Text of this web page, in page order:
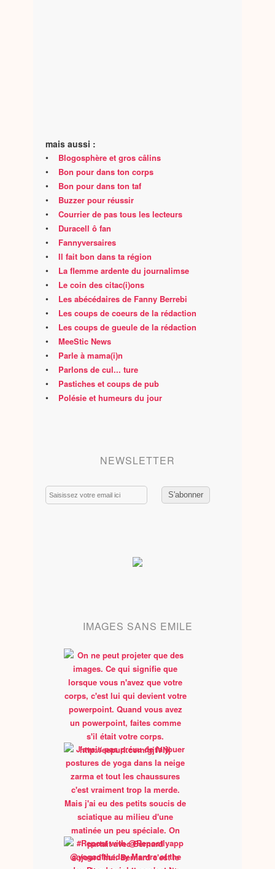
mais aussi :
• Blogosphère et gros câlins
• Bon pour dans ton corps
• Bon pour dans ton taf
• Buzzer pour réussir
• Courrier de pas tous les lecteurs
• Duracell ô fan
• Fannyversaires
• Il fait bon dans ta région
• La flemme ardente du journalimse
• Le coin des citac(i)ons
• Les abécédaires de Fanny Berrebi
• Les coups de coeurs de la rédaction
• Les coups de gueule de la rédaction
• MeeStic News
• Parle à mama(i)n
• Parlons de cul... ture
• Pastiches et coups de pub
• Polésie et humeurs du jour
NEWSLETTER
Email
IMAGES SANS EMILE